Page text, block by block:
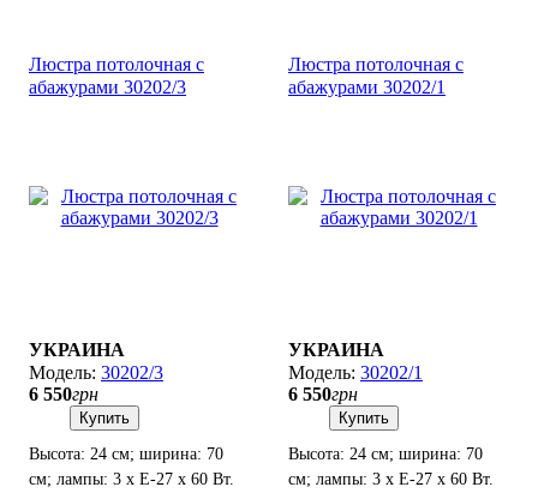
Люстра потолочная с
абажурами 30202/3
УКРАИНА
30202/3
6 550грн
Купить
Высота: 24 см; ширина: 70
см; лампы: 3 х Е-27 х 60 Вт.
Люстра потолочная с
абажурами 30202/1
УКРАИНА
30202/1
6 550грн
Купить
Высота: 24 см; ширина: 70
см; лампы: 3 х Е-27 х 60 Вт.